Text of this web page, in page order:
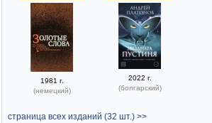
1981 г.
(немецкий)
2022 г.
(болгарский)
страница всех изданий (32 шт.) >>